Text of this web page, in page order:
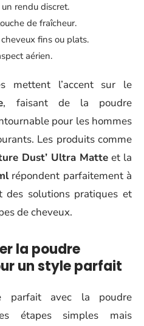
rendu discret.
de fraîcheur.
fins ou plats.
aérien.
mettent l’accent sur le
, faisant de la poudre
pour les hommes
Les produits comme
Dust’ Ultra Matte et la
répondent parfaitement à
des solutions pratiques et
de cheveux.
la poudre
un style parfait
parfait avec la poudre
étapes simples mais